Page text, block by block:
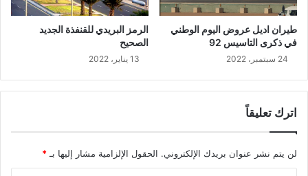
طيران اديل عروض اليوم الوطني
في ذكرى التاسيس 92
24 سبتمبر، 2022
الرمز البريدي للقنفذة الجديد
الصحيح
13 يناير، 2022
اترك تعليقاً
لن يتم نشر عنوان بريدك الإلكتروني. الحقول الإلزامية مشار إليها بـ *